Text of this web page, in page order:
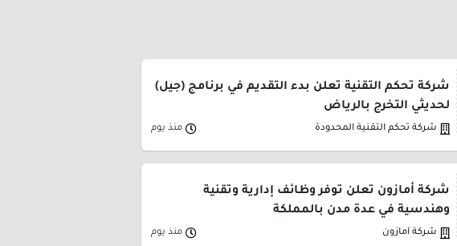
شركة تحكم التقنية تعلن بدء التقديم في برنامج (جيل)
لحديثي التخرج بالرياض
شركة تحكم التقنية المحدودة منذ يوم
شركة أمازون تعلن توفر وظائف إدارية وتقنية
وهندسية في عدة مدن بالمملكة
شركة أمازون منذ يوم